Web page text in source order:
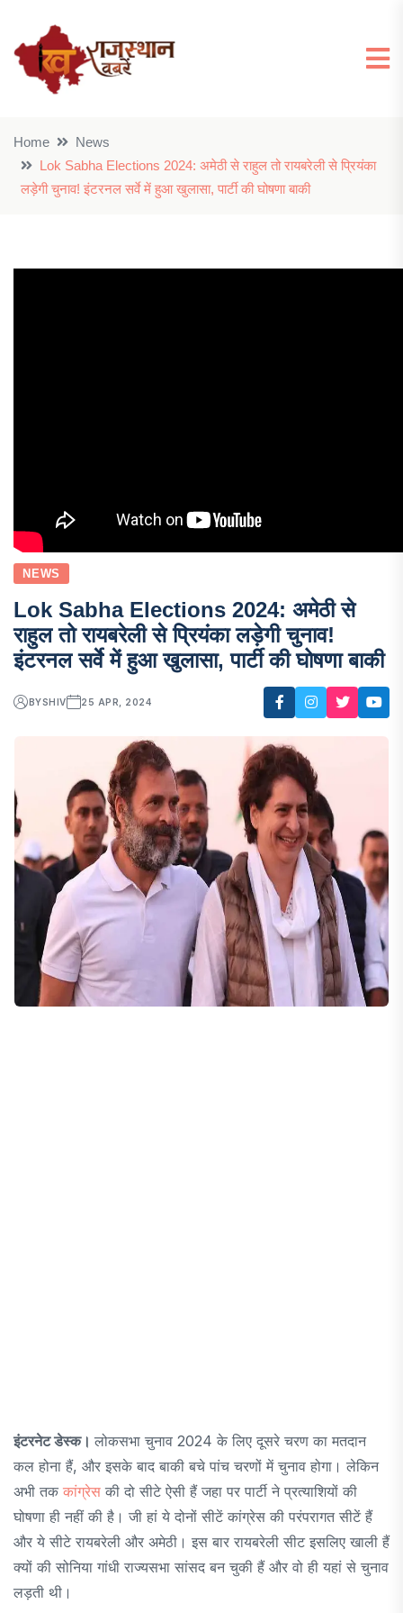
Home
News
Lok Sabha Elections 2024: अमेठी से राहुल तो रायबरेली से प्रियंका
लड़ेगी चुनाव! इंटरनल सर्वे में हुआ खुलासा, पार्टी की घोषणा बाकी
NEWS
Lok Sabha Elections 2024: अमेठी से
राहुल तो रायबरेली से प्रियंका लड़ेगी चुनाव!
इंटरनल सर्वे में हुआ खुलासा, पार्टी की घोषणा बाकी
BYSHIV 25 APR, 2024
इंटरनेट डेस्क। लोकसभा चुनाव 2024 के लिए दूसरे चरण का मतदान
कल होना हैं, और इसके बाद बाकी बचे पांच चरणों में चुनाव होगा। लेकिन
अभी तक कांग्रेस की दो सीटे ऐसी हैं जहा पर पार्टी ने प्रत्याशियों की
घोषणा ही नहीं की है। जी हां ये दोनों सीटें कांग्रेस की परंपरागत सीटें हैं
और ये सीटे रायबरेली और अमेठी। इस बार रायबरेली सीट इसलिए खाली हैं
क्यों की सोनिया गांधी राज्यसभा सांसद बन चुकी हैं और वो ही यहां से चुनाव
लड़ती थी।